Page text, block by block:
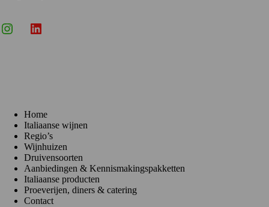
InstagramLinkedIn
Home
Italiaanse wijnen
Regio’s
Wijnhuizen
Druivensoorten
Aanbiedingen & Kennismakingspakketten
Italiaanse producten
Proeverijen, diners & catering
Contact